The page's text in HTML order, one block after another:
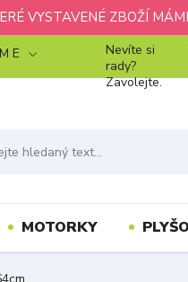
VYSTAVENÉ ZBOŽÍ
E
Nevíte si
rady?
Zavolejte.
MOTORKY